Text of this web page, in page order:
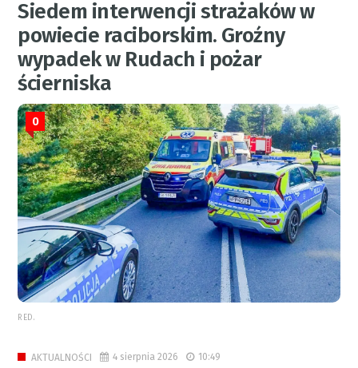
Siedem interwencji strażaków w
powiecie raciborskim. Groźny
wypadek w Rudach i pożar
ścierniska
0
RED.
AKTUALNOŚCI 4 sierpnia 2026 10:49